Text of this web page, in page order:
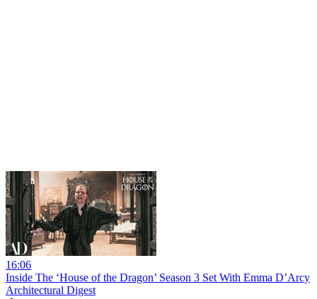
16:06
Inside The ‘House of the Dragon’ Season 3 Set With Emma D’Arcy
Architectural Digest